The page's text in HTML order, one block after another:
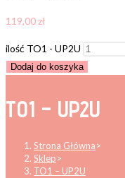
119,00zł
ilość TO1 - UP2U
Dodaj do koszyka
TO1 – UP2U
Strona Główna>
Sklep>
TO1 – UP2U